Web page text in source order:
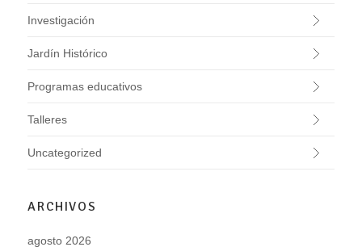
Investigación
Jardín Histórico
Programas educativos
Talleres
Uncategorized
ARCHIVOS
agosto 2026